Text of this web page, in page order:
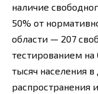
наличие
50% от
области — 207
тестированием на
тысяч населения